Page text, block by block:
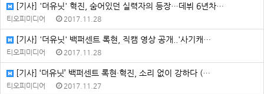
[기사] '더유닛' 혁진, 숨어있던 실력자의 등장…데뷔 6년차…
티오피미디어 2017.11.28
[기사] '더유닛' 백퍼센트 록현, 직캠 영상 공개..'사기캐…
티오피미디어 2017.11.28
[기사] ‘더유닛’ 백퍼센트 록현·혁진, 소리 없이 강하다 (…
티오피미디어 2017.11.27